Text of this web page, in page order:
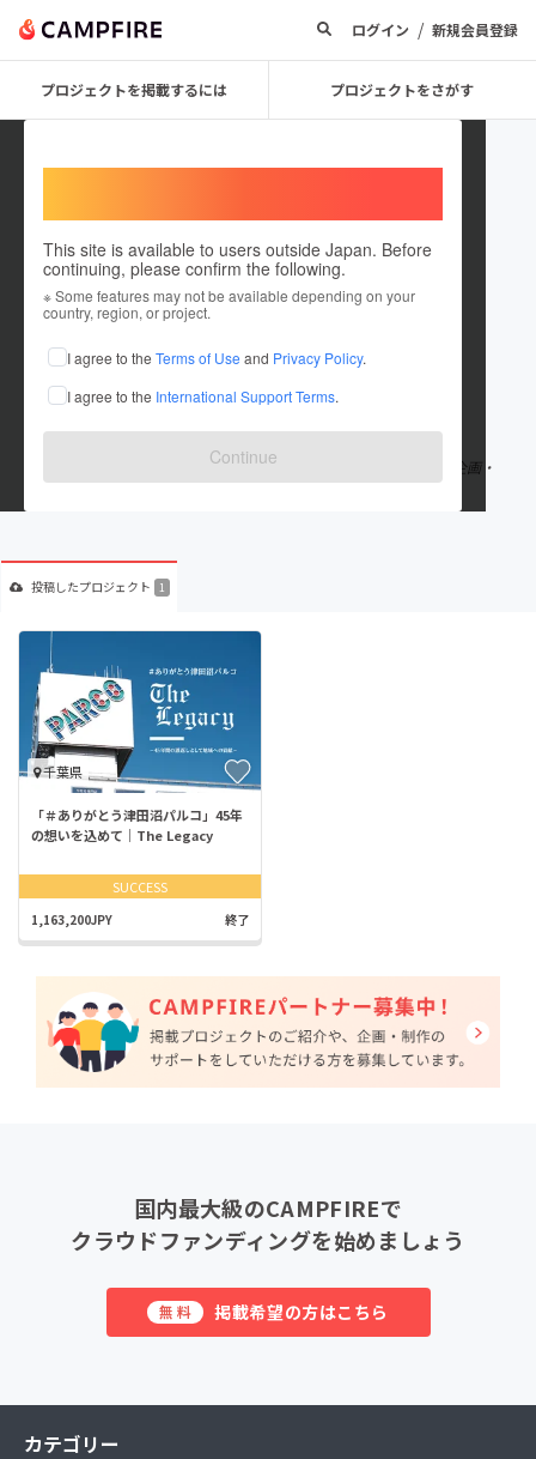
ログイン / 新規会員登録
プロジェクトを掲載するには プロジェクトをさがす
This site is available to users outside Japan. Before
continuing, please confirm the following.
※ Some features may not be available depending on your
country, region, or project.
I agree to the Terms of Use and Privacy Policy.
I agree to the International Support Terms.
Continue
TheLegacy_TDN
これまでに1件のプロジェクトを投稿しています
在住国：日本 現在地：千葉県
出身国：日本 出身地：千葉県
津田沼PARCO The Legacy実行委員です。 The Legacy Projectの企画・
運営を行っております。
投稿したプロジェクト 1
千葉県
「＃ありがとう津田沼パルコ」45年
の想いを込めて｜The Legacy
SUCCESS
1,163,200JPY 終了
国内最大級のCAMPFIREで
クラウドファンディングを始めましょう
無料 掲載希望の方はこちら
カテゴリー